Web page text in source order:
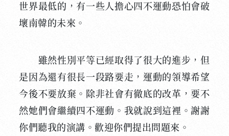
世界最低的，有一些人擔心四不運動恐怕會破
壞南韓的未來。
雖然性別平等已經取得了很大的進步，但
是因為還有很長一段路要走，運動的領導希望
今後不要放棄。除非社會有徹底的改革，要不
然她們會繼續四不運動。我就說到這裡。謝謝
你們聽我的演講。歡迎你們提出問題來。